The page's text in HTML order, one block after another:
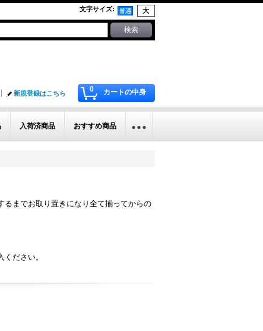
文字サイズ:
0 カートの中身
新規登録はこちら
入荷済商品 おすすめ商品
るまでお取り置きになり全て揃ってからの
ださい。